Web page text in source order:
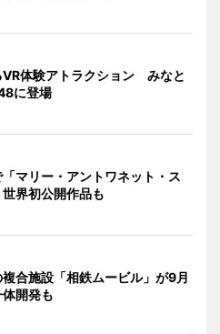
VR体験アトラクション みなと
に登場
マリー・アントワネット・ス
界初公開作品も
合施設「相鉄ムービル」が9月
開発も